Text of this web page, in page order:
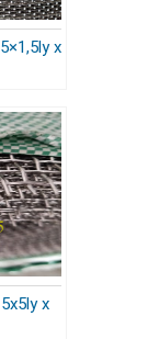
x
x